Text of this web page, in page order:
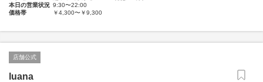
本日の営業状況 9:30〜22:00
価格帯
￥4,300〜￥9,300
店舗公式
luana